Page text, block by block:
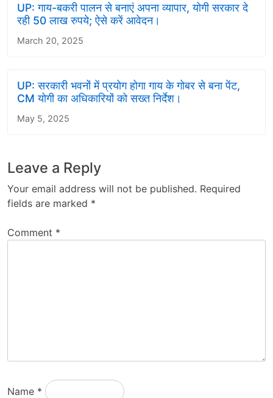
UP: गाय-बकरी पालन से बनाएं अपना व्यापार, योगी सरकार दे
रही 50 लाख रुपये; ऐसे करें आवेदन।
March 20, 2025
UP: सरकारी भवनों में प्रयोग होगा गाय के गोबर से बना पेंट,
CM योगी का अधिकारियों को सख्त निर्देश।
May 5, 2025
Leave a Reply
Your email address will not be published. Required
fields are marked *
Comment *
Name *